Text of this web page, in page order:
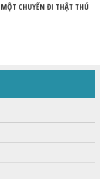
CHUYẾN ĐI THẬT THÚ